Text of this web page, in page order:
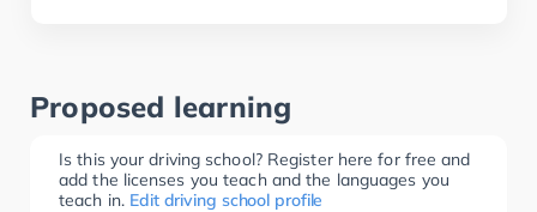
Proposed learning
Is this your driving school? Register here for free and
add the licenses you teach and the languages you
teach in. Edit driving school profile